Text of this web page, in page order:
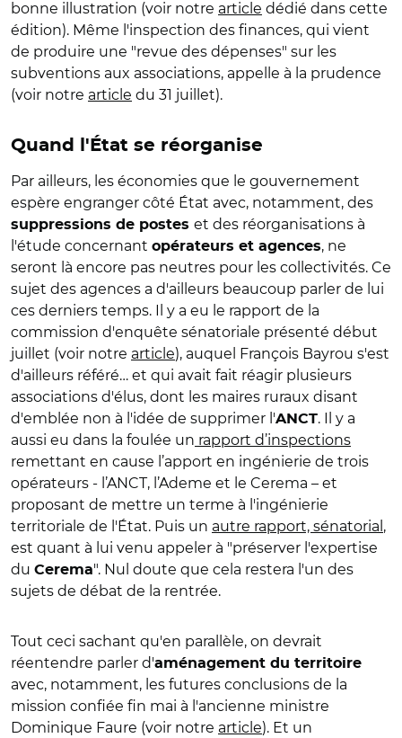
bonne illustration (voir notre article dédié dans cette
édition). Même l'inspection des finances, qui vient
de produire une "revue des dépenses" sur les
subventions aux associations, appelle à la prudence
(voir notre article du 31 juillet).
Quand l'État se réorganise
Par ailleurs, les économies que le gouvernement
espère engranger côté État avec, notamment, des
suppressions de postes et des réorganisations à
l'étude concernant opérateurs et agences, ne
seront là encore pas neutres pour les collectivités. Ce
sujet des agences a d'ailleurs beaucoup parler de lui
ces derniers temps. Il y a eu le rapport de la
commission d'enquête sénatoriale présenté début
juillet (voir notre article), auquel François Bayrou s'est
d'ailleurs référé… et qui avait fait réagir plusieurs
associations d'élus, dont les maires ruraux disant
d'emblée non à l'idée de supprimer l'ANCT. Il y a
aussi eu dans la foulée un rapport d’inspections
remettant en cause l’apport en ingénierie de trois
opérateurs - l’ANCT, l’Ademe et le Cerema – et
proposant de mettre un terme à l'ingénierie
territoriale de l'État. Puis un autre rapport, sénatorial ,
est quant à lui venu appeler à "préserver l'expertise
du Cerema". Nul doute que cela restera l'un des
sujets de débat de la rentrée.
Tout ceci sachant qu'en parallèle, on devrait
réentendre parler d'aménagement du territoire
avec, notamment, les futures conclusions de la
mission confiée fin mai à l'ancienne ministre
Dominique Faure (voir notre article). Et un